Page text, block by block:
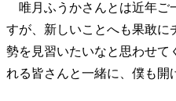
唯月ふうかさんとは近年ご
すが、新しいことへも果敢に
勢を見習いたいなと思わせて
れる皆さんと一緒に、僕も開